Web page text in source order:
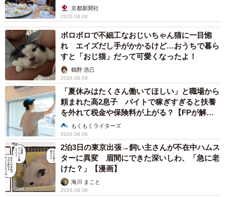
「初めて知った『仲間』という存在」／カノンアニマルレスキューさん
（@canon.animal.rescue）提供
京都新聞社
2026.08.08
ボロボロで不細工なおじいちゃん猫に一目惚
れ エイズだし手がかかるけど…おうちで暮ら
すと「おじ猫」だって可愛くなったよ！
鶴野 浩己
2026.08.08
「夏休みはたくさん働いてほしい」と職場から
頼まれた高2息子 バイトで稼ぎすぎると扶養
を外れて税金や保険料が上がる？【FPが解
説】もくもくライターズ
2026.08.08
2泊3日の東京出張→飼い主さんが不在中ハムス
ターに異変 眉間にできた深いしわ、「急に老
けた？」【漫画】
海川 まこと
2026.08.08